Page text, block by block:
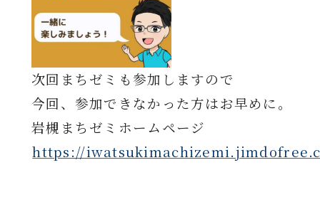
次回まちゼミも参加しますので
今回、参加できなかった方はお早めに。
岩槻まちゼミホームページ
⁡https://